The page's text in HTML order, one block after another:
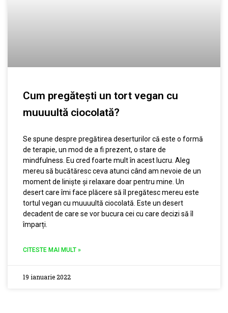
Cum pregătești un tort vegan cu
muuuultă ciocolată?
Se spune despre pregătirea deserturilor că este o formă
de terapie, un mod de a fi prezent, o stare de
mindfulness. Eu cred foarte mult în acest lucru. Aleg
mereu să bucătăresc ceva atunci când am nevoie de un
moment de liniște și relaxare doar pentru mine. Un
desert care îmi face plăcere să îl pregătesc mereu este
tortul vegan cu muuuultă ciocolată. Este un desert
decadent de care se vor bucura cei cu care decizi să îl
împarți.
CITESTE MAI MULT »
19 ianuarie 2022